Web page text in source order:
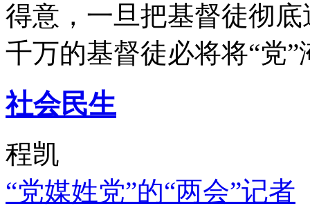
得意，一旦把基督徒彻
千万的基督徒必将将“党”
社会民生
程凯
“党媒姓党”的“两会”记者